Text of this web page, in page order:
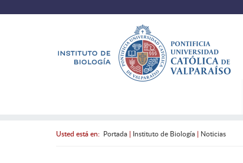
Usted está en: Portada| Instituto de Biología| Noticias